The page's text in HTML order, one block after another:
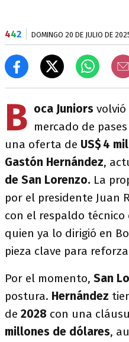
442 DOMINGO 20 DE JULIO DE
B oca Juniors volvió
mercado de
una oferta de US$ 4
Gastón Hernández,
de San Lorenzo. La
por el presidente Juan
con el respaldo técnico
quien ya lo dirigió en
pieza clave para
Por el momento, San
postura. Hernández
de 2028 con una
millones de dólares,